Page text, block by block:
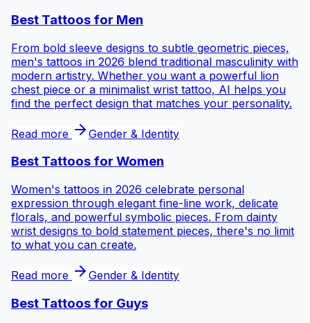
Best Tattoos for Men
From bold sleeve designs to subtle geometric pieces,
men's tattoos in 2026 blend traditional masculinity with
modern artistry. Whether you want a powerful lion
chest piece or a minimalist wrist tattoo, AI helps you
find the perfect design that matches your personality.
Read more Gender & Identity
Best Tattoos for Women
Women's tattoos in 2026 celebrate personal
expression through elegant fine-line work, delicate
florals, and powerful symbolic pieces. From dainty
wrist designs to bold statement pieces, there's no limit
to what you can create.
Read more Gender & Identity
Best Tattoos for Guys